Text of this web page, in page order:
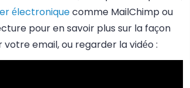
électroniquecomme MailChimp ou
pour en savoir plus sur la façon
votreemail, ou regarder la vidéo :